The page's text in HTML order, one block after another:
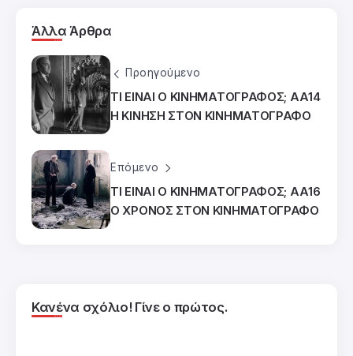
Άλλα Άρθρα
Προηγούμενο
ΤΙ ΕΙΝΑΙ Ο ΚΙΝΗΜΑΤΟΓΡΑΦΟΣ; ΑΑ14
Η ΚΙΝΗΣΗ ΣΤΟΝ ΚΙΝΗΜΑΤΟΓΡΑΦΟ
Επόμενο
ΤΙ ΕΙΝΑΙ Ο ΚΙΝΗΜΑΤΟΓΡΑΦΟΣ; ΑΑ16
Ο ΧΡΟΝΟΣ ΣΤΟΝ ΚΙΝΗΜΑΤΟΓΡΑΦΟ
Κανένα σχόλιο! Γίνε ο πρώτος.